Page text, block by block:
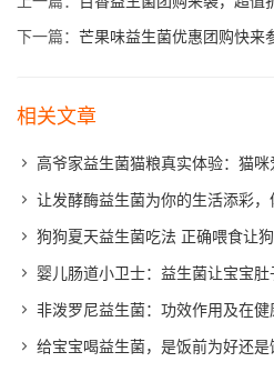
下一篇： 芒果味益生菌优惠团购快来
相关文章
高爷家益生菌猫粮真实体验：猫咪
让发酵酶益生菌为你的生活添彩
狗狗夏天益生菌吃法 正确喂食让
婴儿肠道小卫士：益生菌让宝宝
非泼罗尼益生菌：功效作用及在
给宝宝喝益生菌，是饭前为好还